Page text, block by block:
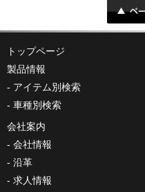
トップページ
製品情報
アイテム別検索
車種別検索
会社案内
会社情報
沿革
求人情報